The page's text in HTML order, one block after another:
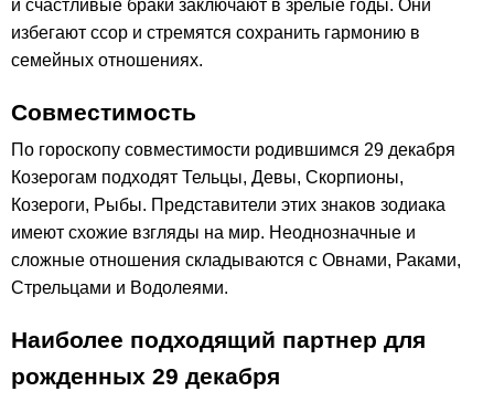
и счастливые браки заключают в зрелые годы. Они
избегают ссор и стремятся сохранить гармонию в
семейных отношениях.
Совместимость
По гороскопу совместимости родившимся 29 декабря
Козерогам подходят Тельцы, Девы, Скорпионы,
Козероги, Рыбы. Представители этих знаков зодиака
имеют схожие взгляды на мир. Неоднозначные и
сложные отношения складываются с Овнами, Раками,
Стрельцами и Водолеями.
Наиболее подходящий партнер для
рожденных 29 декабря